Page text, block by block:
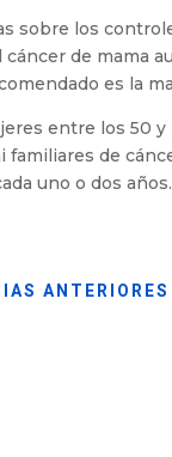
sobre los
de mama
es la
entre los 50
familiares de
uno o dos años.
ANTERIORES